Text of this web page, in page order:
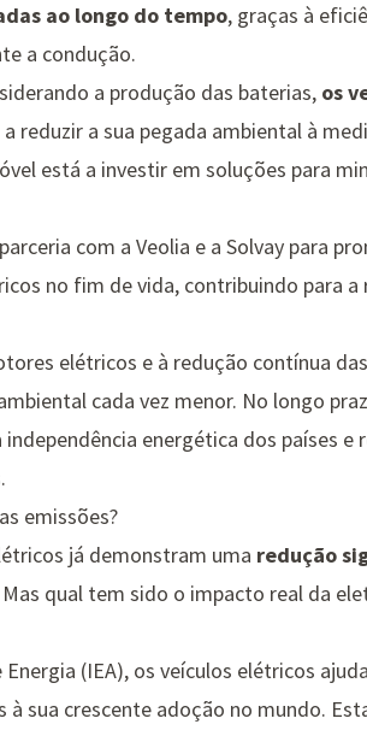
ao longo do tempo, graças à
a condução.
a produção das baterias, os
reduzir a sua pegada ambiental à
está a investir em soluções para
com a Veolia e a Solvay para
no fim de vida, contribuindo para
elétricos e à redução contínua
cada vez menor. No longo
energética dos países e
emissões?
já demonstram uma redução
qual tem sido o impacto real da
(IEA), os veículos elétricos
à sua crescente adoção no mundo.